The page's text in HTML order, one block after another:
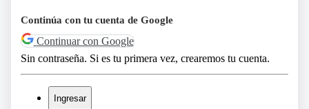
Continúa con tu cuenta de Google
Continuar con Google
Sin contraseña. Si es tu primera vez, crearemos tu cuenta.
Ingresar